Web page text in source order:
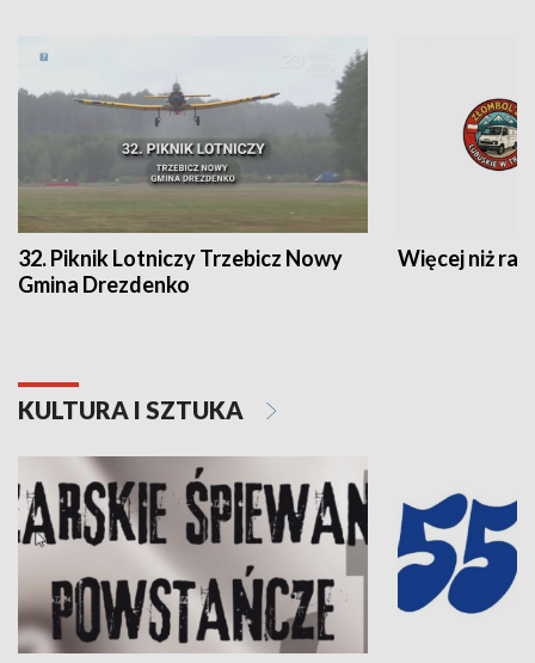
32. Piknik Lotniczy Trzebicz Nowy
Gmina Drezdenko
Więcej niż rajd
KULTURA I SZTUKA